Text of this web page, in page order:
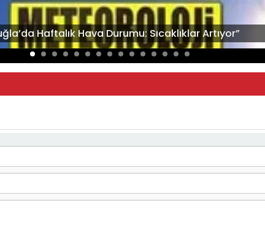
Haftalık Hava Durumu: Sıcaklıklar Artıyor”